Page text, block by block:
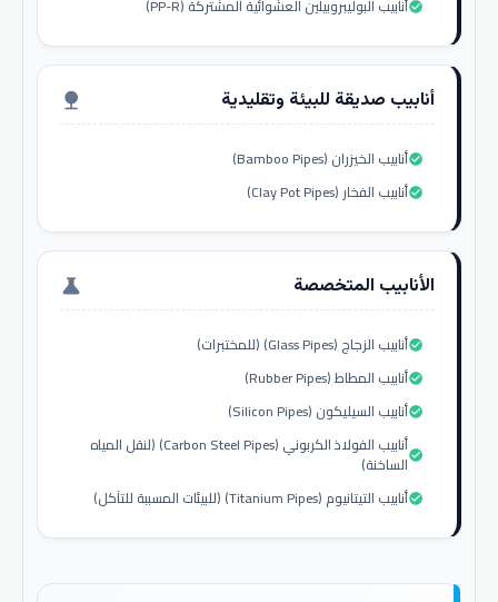
أنابيب البوليبروبيلين العشوائية المشتركة (PP-R)check_circle
أنابيب صديقة للبيئة وتقليدية nature
أنابيب الخيزران (Bamboo Pipes)check_circle
أنابيب الفخار (Clay Pot Pipes)check_circle
الأنابيب المتخصصة science
أنابيب الزجاج (Glass Pipes) (للمختبرات)check_circle
أنابيب المطاط (Rubber Pipes)check_circle
أنابيب السيليكون (Silicon Pipes)check_circle
أنابيب الفولاذ الكربوني (Carbon Steel Pipes) (لنقل المياه
الساخنة)check_circle
أنابيب التيتانيوم (Titanium Pipes) (للبيئات المسببة للتآكل)check_circle